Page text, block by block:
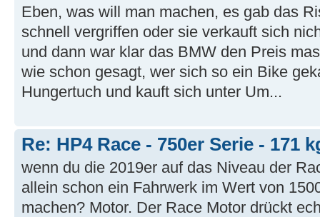
Eben, was will man machen, es gab das
schnell vergriffen oder sie verkauft sich
und dann war klar das BMW den Preis
wie schon gesagt, wer sich so ein Bike
Hungertuch und kauft sich unter Um...
Re: HP4 Race - 750er Serie - 171
wenn du die 2019er auf das Niveau der
allein schon ein Fahrwerk im Wert von
machen? Motor. Der Race Motor drückt